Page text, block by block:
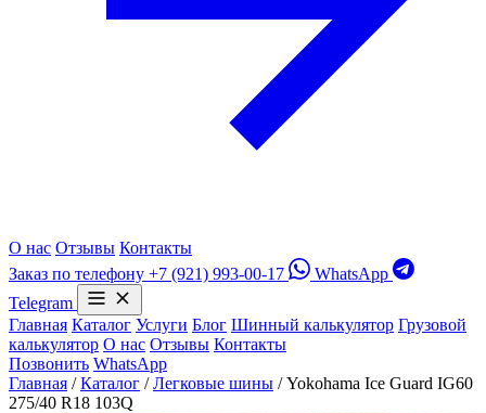
О нас Отзывы Контакты
Заказ по телефону +7 (921) 993-00-17
WhatsApp
Telegram
Главная Каталог Услуги Блог Шинный калькулятор Грузовой
калькулятор О нас Отзывы Контакты
Позвонить WhatsApp
Главная / Каталог / Легковые шины / Yokohama Ice Guard IG60
275/40 R18 103Q